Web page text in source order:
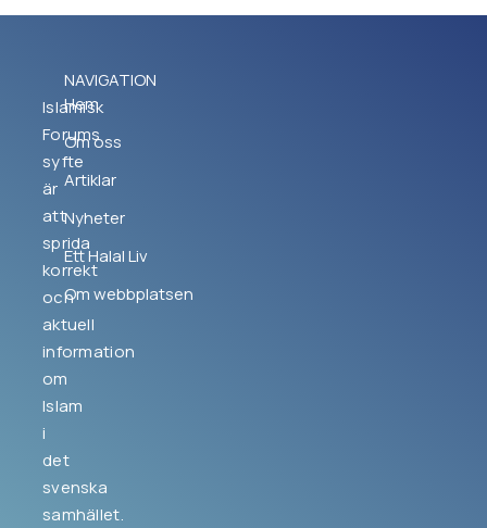
Islamisk
Forums
syfte
är
att
sprida
korrekt
och
aktuell
information
om
Islam
i
det
svenska
samhället.
NAVIGATION
Hem
Om oss
Artiklar
Nyheter
Ett Halal Liv
Om webbplatsen